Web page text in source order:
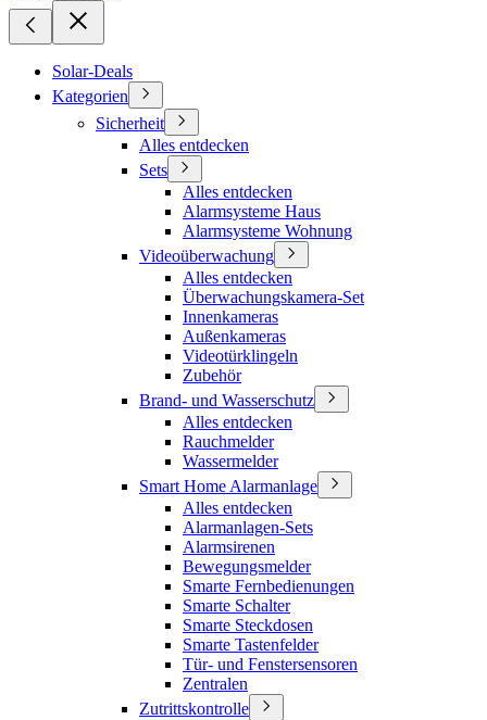
Solar-Deals
Kategorien
Sicherheit
Alles entdecken
Sets
Alles entdecken
Alarmsysteme Haus
Alarmsysteme Wohnung
Videoüberwachung
Alles entdecken
Überwachungskamera-Set
Innenkameras
Außenkameras
Videotürklingeln
Zubehör
Brand- und Wasserschutz
Alles entdecken
Rauchmelder
Wassermelder
Smart Home Alarmanlage
Alles entdecken
Alarmanlagen-Sets
Alarmsirenen
Bewegungsmelder
Smarte Fernbedienungen
Smarte Schalter
Smarte Steckdosen
Smarte Tastenfelder
Tür- und Fenstersensoren
Zentralen
Zutrittskontrolle